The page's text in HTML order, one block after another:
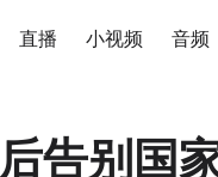
直播 小视频 音频
告别国